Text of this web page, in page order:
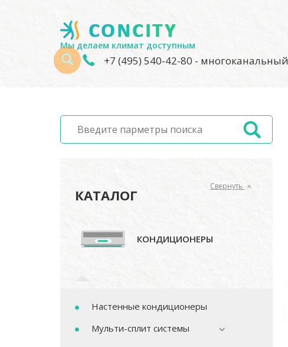
Мы делаем климат доступным
+7 (495) 540-42-80 - многоканальный
КАТАЛОГ
Свернуть
КОНДИЦИОНЕРЫ
Настенные кондиционеры
Мульти-сплит системы